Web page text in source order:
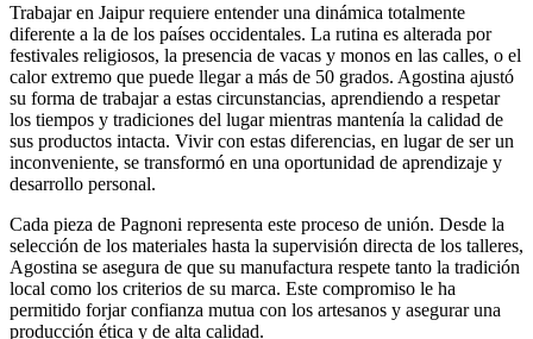
Trabajar en Jaipur requiere entender una dinámica totalmente
diferente a la de los países occidentales. La rutina es alterada por
festivales religiosos, la presencia de vacas y monos en las calles, o el
calor extremo que puede llegar a más de 50 grados. Agostina ajustó
su forma de trabajar a estas circunstancias, aprendiendo a respetar
los tiempos y tradiciones del lugar mientras mantenía la calidad de
sus productos intacta. Vivir con estas diferencias, en lugar de ser un
inconveniente, se transformó en una oportunidad de aprendizaje y
desarrollo personal.
Cada pieza de Pagnoni representa este proceso de unión. Desde la
selección de los materiales hasta la supervisión directa de los talleres,
Agostina se asegura de que su manufactura respete tanto la tradición
local como los criterios de su marca. Este compromiso le ha
permitido forjar confianza mutua con los artesanos y asegurar una
producción ética y de alta calidad.